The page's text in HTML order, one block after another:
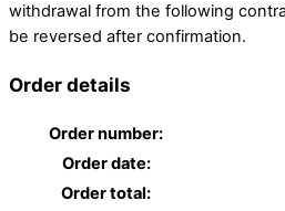
withdrawal from the following
be reversed after confirmation.
Order details
Order number:
Order date:
Order total: